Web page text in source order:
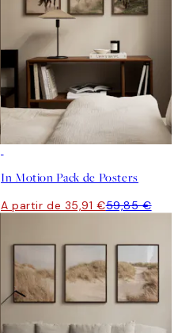
In Motion Pack de Posters
A partir de 35,91 €59,85 €